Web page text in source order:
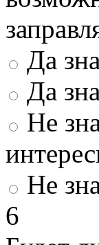
Да
Да
Не
Не
6